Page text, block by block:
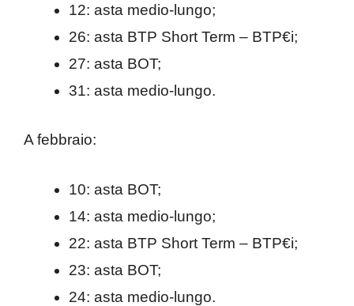
12: asta medio-lungo;
26: asta BTP Short Term – BTP€i;
27: asta BOT;
31: asta medio-lungo.
A febbraio:
10: asta BOT;
14: asta medio-lungo;
22: asta BTP Short Term – BTP€i;
23: asta BOT;
24: asta medio-lungo.